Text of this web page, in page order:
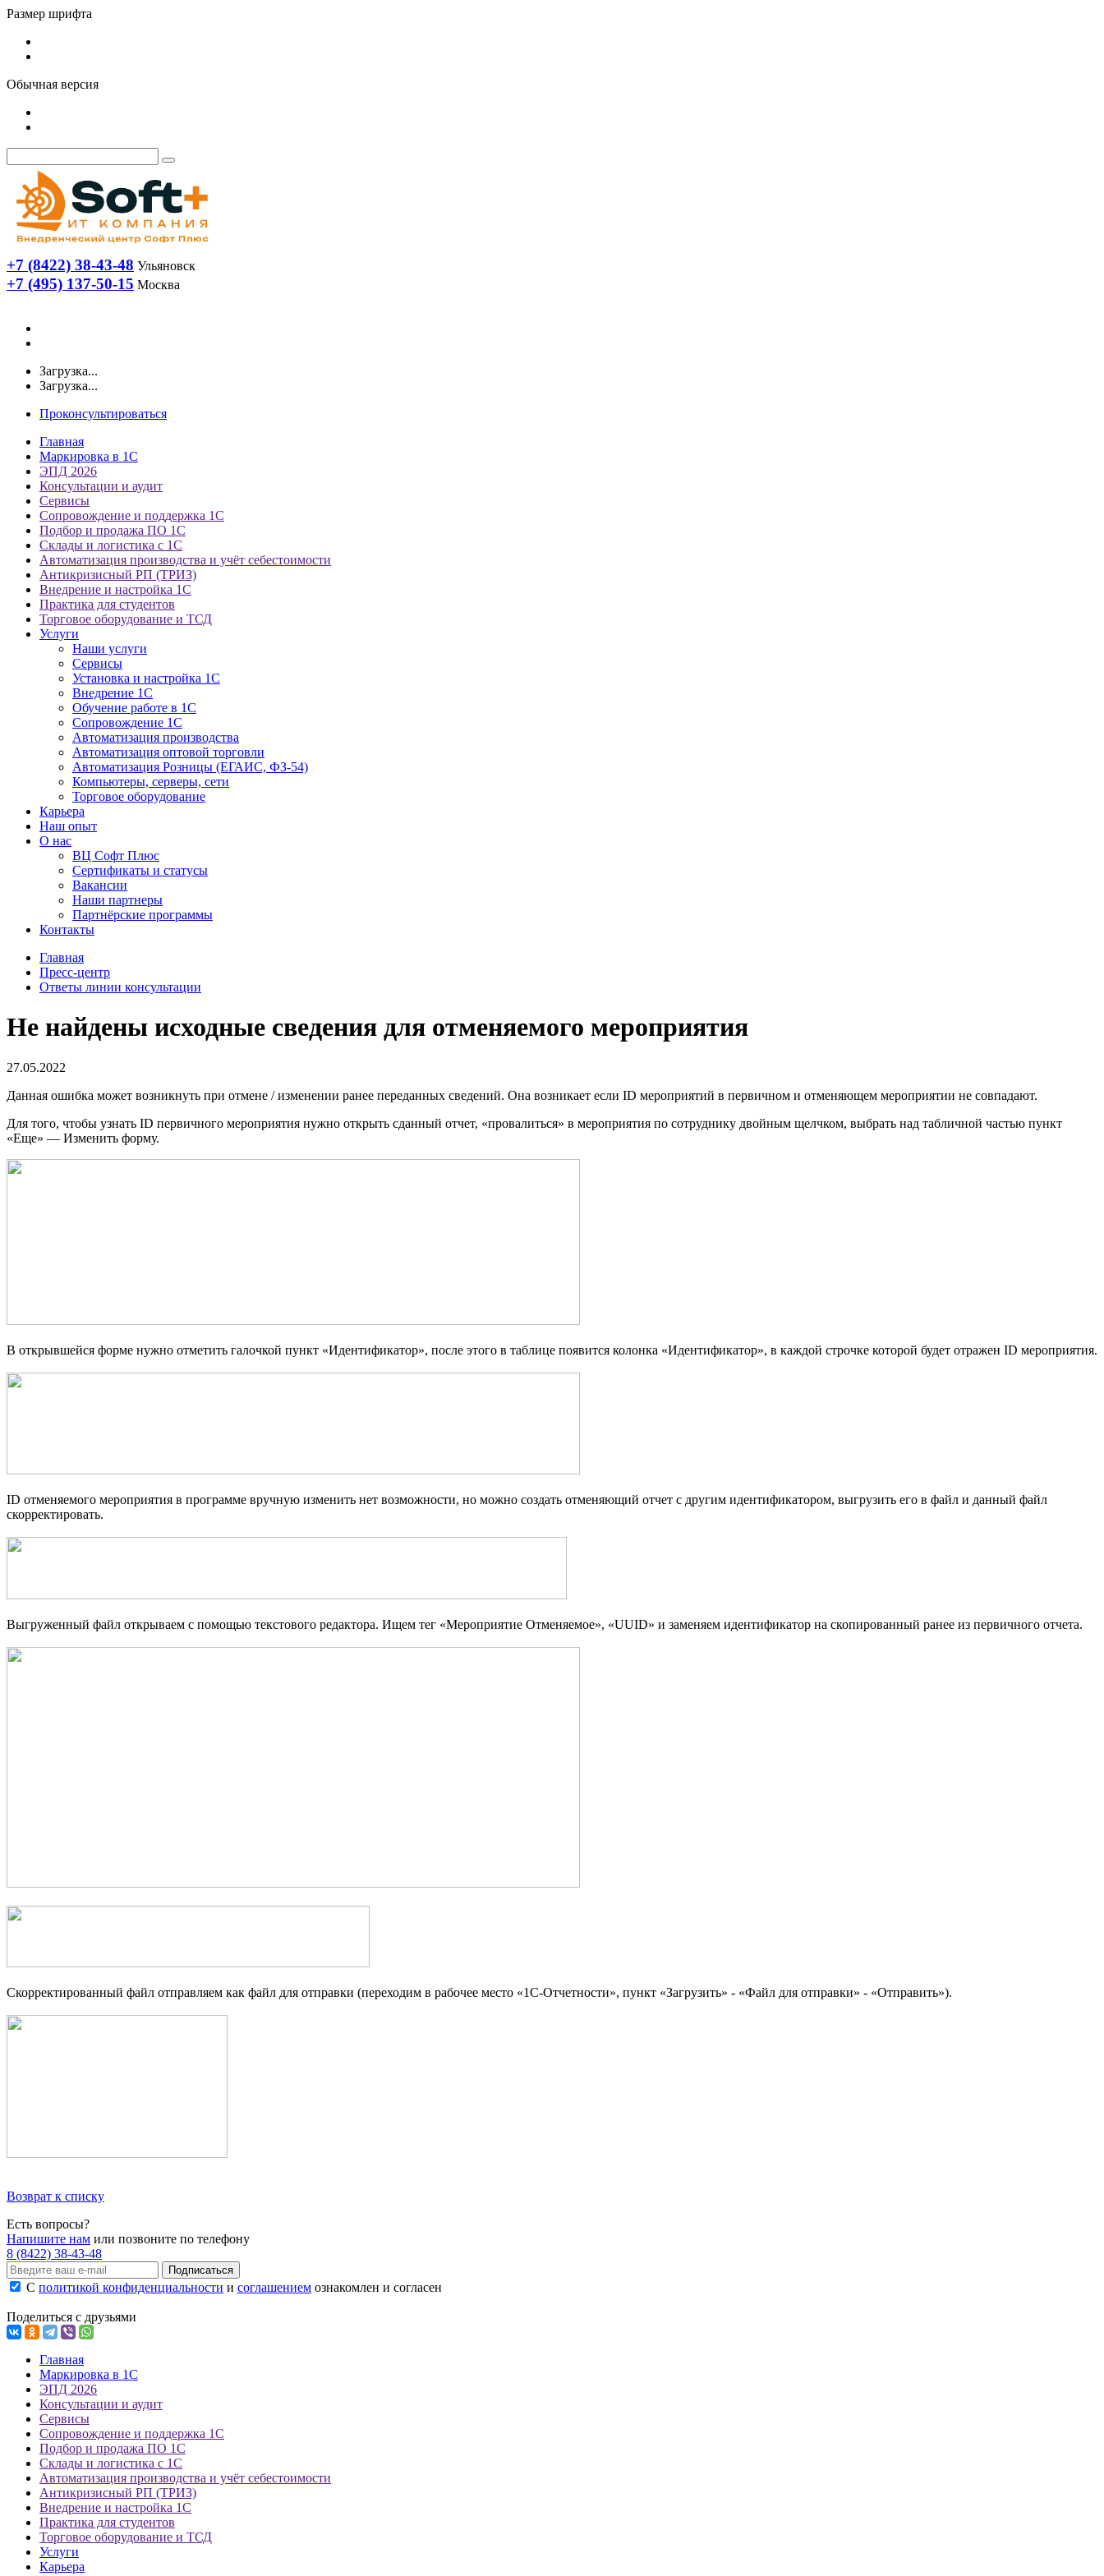
Размер шрифта
Обычная версия
+7 (8422) 38-43-48 Ульяновск
+7 (495) 137-50-15 Москва
Загрузка...
Загрузка...
Проконсультироваться
Главная
Маркировка в 1С
ЭПД 2026
Консультации и аудит
Сервисы
Сопровождение и поддержка 1С
Подбор и продажа ПО 1С
Склады и логистика с 1С
Автоматизация производства и учёт себестоимости
Антикризисный РП (ТРИЗ)
Внедрение и настройка 1С
Практика для студентов
Торговое оборудование и ТСД
Услуги
Наши услуги
Сервисы
Установка и настройка 1С
Внедрение 1С
Обучение работе в 1С
Сопровождение 1С
Автоматизация производства
Автоматизация оптовой торговли
Автоматизация Розницы (ЕГАИС, ФЗ-54)
Компьютеры, серверы, сети
Торговое оборудование
Карьера
Наш опыт
О нас
ВЦ Софт Плюс
Сертификаты и статусы
Вакансии
Наши партнеры
Партнёрские программы
Контакты
Главная
Пресс-центр
Ответы линии консультации
Не найдены исходные сведения для отменяемого мероприятия
27.05.2022
Данная ошибка может возникнуть при отмене / изменении ранее переданных сведений. Она возникает если ID мероприятий в первичном и отменяющем мероприятии не совпадают.
Для того, чтобы узнать ID первичного мероприятия нужно открыть сданный отчет, «провалиться» в мероприятия по сотруднику двойным щелчком, выбрать над табличной частью пункт
«Еще» — Изменить форму.
В открывшейся форме нужно отметить галочкой пункт «Идентификатор», после этого в таблице появится колонка «Идентификатор», в каждой строчке которой будет отражен ID мероприятия.
ID отменяемого мероприятия в программе вручную изменить нет возможности, но можно создать отменяющий отчет с другим идентификатором, выгрузить его в файл и данный файл
скорректировать.
Выгруженный файл открываем с помощью текстового редактора. Ищем тег «Мероприятие Отменяемое», «UUID» и заменяем идентификатор на скопированный ранее из первичного отчета.
Скорректированный файл отправляем как файл для отправки (переходим в рабочее место «1С-Отчетности», пункт «Загрузить» - «Файл для отправки» - «Отправить»).
Возврат к списку
Есть вопросы?
Напишите нам или позвоните по телефону
8 (8422) 38-43-48
Подписаться
С политикой конфиденциальности и соглашением ознакомлен и согласен
Поделиться с друзьями
Главная
Маркировка в 1С
ЭПД 2026
Консультации и аудит
Сервисы
Сопровождение и поддержка 1С
Подбор и продажа ПО 1С
Склады и логистика с 1С
Автоматизация производства и учёт себестоимости
Антикризисный РП (ТРИЗ)
Внедрение и настройка 1С
Практика для студентов
Торговое оборудование и ТСД
Услуги
Карьера